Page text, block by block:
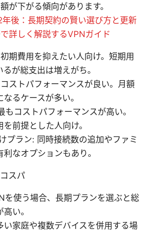
が下がる傾向があります。
後：長期契約の賢い選び方と更新
詳しく解説するVPNガイド
期費用を抑えたい人向け。短期用
が総支出は増えがち。
ストパフォーマンスが良い。月額
るケースが多い。
もコストパフォーマンスが高い。
前提とした人向け。
プラン: 同時接続数の追加やファミ
利なオプションもあり。
スパ
を使う場合、長期プランを選ぶと総
い。
い家庭や複数デバイスを併用する場